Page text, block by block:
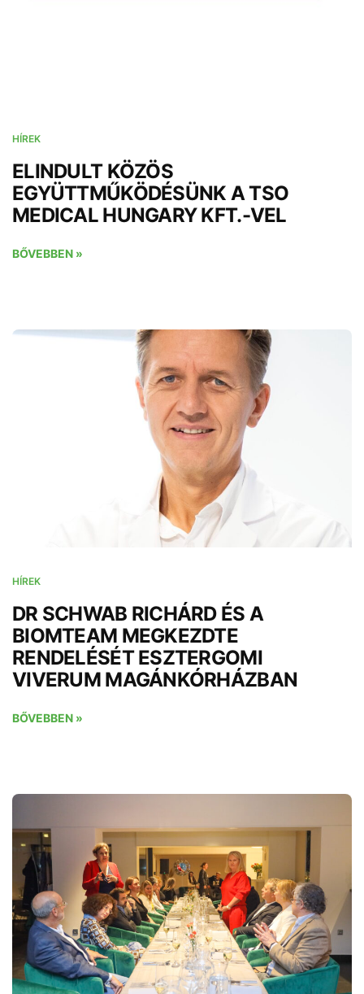
HÍREK
ELINDULT KÖZÖS
EGYÜTTMŰKÖDÉSÜNK A TSO
MEDICAL HUNGARY KFT.-VEL
BŐVEBBEN »
HÍREK
DR SCHWAB RICHÁRD ÉS A
BIOMTEAM MEGKEZDTE
RENDELÉSÉT ESZTERGOMI
VIVERUM MAGÁNKÓRHÁZBAN
BŐVEBBEN »